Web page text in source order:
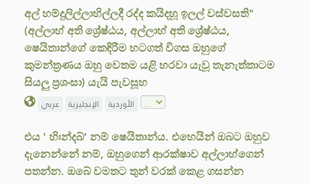
අල් හම්දුලිල්ලාහිල්ලදී රද්ද කයිදහූ ඉලල් වස්වසති"
(අල්ලාහ් අති ශ්‍රේෂ්ඨය, අල්ලාහ් අති ශ්‍රේෂ්ඨය,
ෂෙයිතාන්ගේ කෙඳිරීම හටගත් විගස ඔහුගේ
කුමන්ත්‍රණය ඔහු වෙතම යළි හරවා යැවූ තැනැත්තාටම
සියලු ප්‍රශංසා) යැයි පැවසූහ
عربي الإنجليزية الأوردية
එය ' හිඃන්දබ්' නම් ෂෙයිතාන්ය. එහෙයින් ඔබට ඔහුව
දැනෙන්නේ නම්, ඔහුගෙන් ආරක්ෂාව අල්ලාහ්ගෙන්
පතන්න. ඔබේ වමතට තුන් වරක් කෙළ ගසන්න